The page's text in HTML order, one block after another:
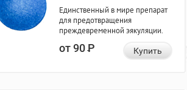
Единственный в мире препарат
для предотвращения
преждевременной эякуляции.
от 90Р Купить